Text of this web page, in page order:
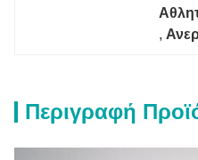
,
Περιγραφή